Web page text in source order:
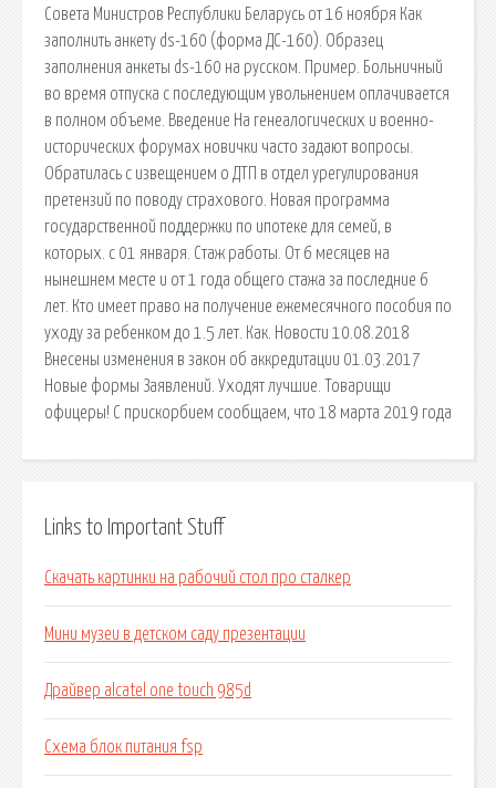
Совета Министров Республики Беларусь от 16 ноября Как
заполнить анкету ds-160 (форма ДС-160). Образец
заполнения анкеты ds-160 на русском. Пример. Больничный
во время отпуска с последующим увольнением оплачивается
в полном объеме. Введение На генеалогических и военно-
исторических форумах новички часто задают вопросы.
Обратилась с извещением о ДТП в отдел урегулирования
претензий по поводу страхового. Новая программа
государственной поддержки по ипотеке для семей, в
которых. с 01 января. Стаж работы. От 6 месяцев на
нынешнем месте и от 1 года общего стажа за последние 6
лет. Кто имеет право на получение ежемесячного пособия по
уходу за ребенком до 1.5 лет. Как. Новости 10.08.2018
Внесены изменения в закон об аккредитации 01.03.2017
Новые формы Заявлений. Уходят лучшие. Товарищи
офицеры! С прискорбием сообщаем, что 18 марта 2019 года
Links to Important Stuff
Скачать картинки на рабочий стол про сталкер
Мини музеи в детском саду презентации
Драйвер alcatel one touch 985d
Схема блок питания fsp